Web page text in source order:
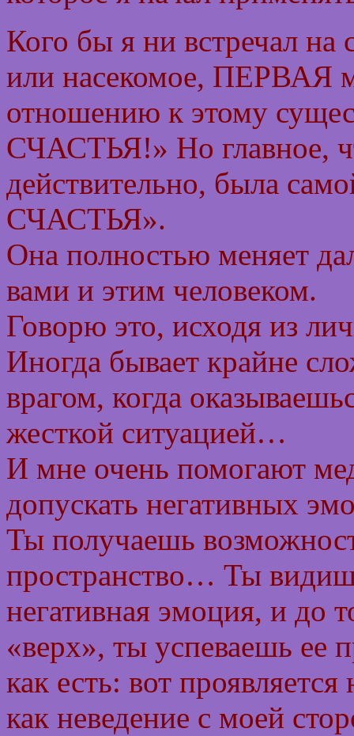
Кого бы я ни встречал на
или насекомое, ПЕРВАЯ
отношению к этому
СЧАСТЬЯ!» Но главное,
действительно, была
СЧАСТЬЯ».
Она полностью меняет
вами и этим человеком.
Говорю это, исходя из
Иногда бывает крайне
врагом, когда
жесткой ситуацией…
И мне очень помогают
допускать негативных
Ты получаешь
пространство… Ты
негативная эмоция, и до
«верх», ты успеваешь ее
как есть: вот
как неведение с моей